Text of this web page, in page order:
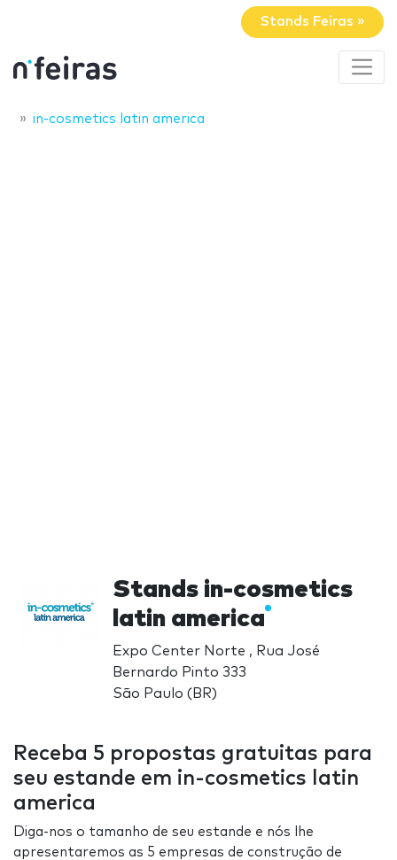
Stands Feiras »
in-cosmetics latin america
Stands in-cosmetics
latin america
Expo Center Norte , Rua José
Bernardo Pinto 333
São Paulo (BR)
Receba 5 propostas gratuitas para
seu estande em in-cosmetics latin
america
Diga-nos o tamanho de seu estande e nós lhe
apresentaremos as 5 empresas de construção de